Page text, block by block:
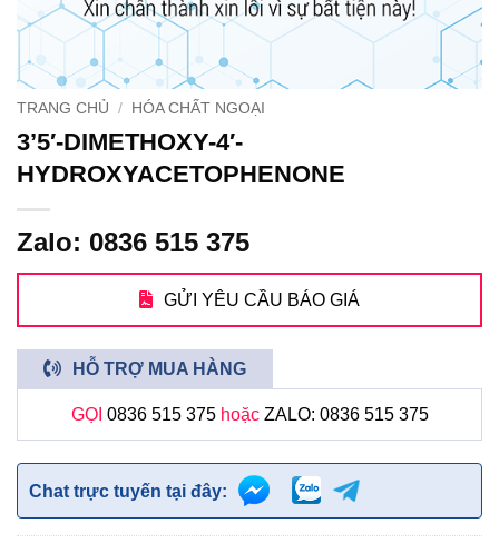
TRANG CHỦ / HÓA CHẤT NGOẠI
3’5′-DIMETHOXY-4′-
HYDROXYACETOPHENONE
Zalo: 0836 515 375
GỬI YÊU CẦU BÁO GIÁ
HỖ TRỢ MUA HÀNG
GỌI 0836 515 375hoặc ZALO: 0836 515 375
Chat trực tuyến tại đây: